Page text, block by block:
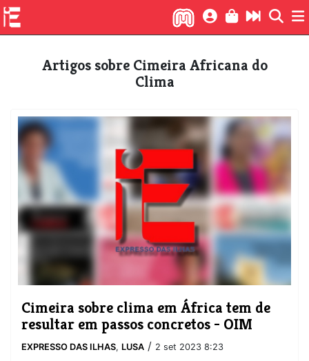
Artigos sobre Cimeira Africana do
Clima
Cimeira sobre clima em África tem de
resultar em passos concretos - OIM
EXPRESSO DAS ILHAS, LUSA / 2 set 2023 8:23